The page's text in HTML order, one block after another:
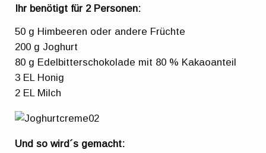
Ihr benötigt für 2 Personen:
50 g Himbeeren oder andere Früchte
200 g Joghurt
80 g Edelbitterschokolade mit 80 % Kakaoanteil
3 EL Honig
2 EL Milch
Und so wird´s gemacht: